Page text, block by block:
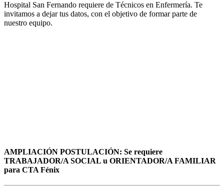
Hospital San Fernando requiere de Técnicos en Enfermería. Te
invitamos a dejar tus datos, con el objetivo de formar parte de
nuestro equipo.
AMPLIACIÓN POSTULACIÓN: Se requiere
TRABAJADOR/A SOCIAL u ORIENTADOR/A FAMILIAR
para CTA Fénix